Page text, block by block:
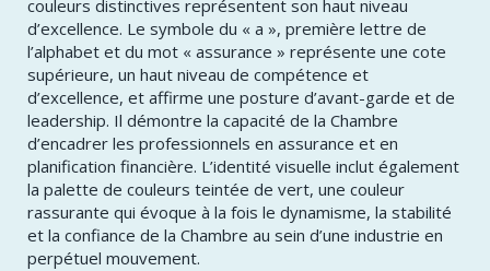
couleurs distinctives représentent son haut niveau
d’excellence. Le symbole du « a », première lettre de
l’alphabet et du mot « assurance » représente une cote
supérieure, un haut niveau de compétence et
d’excellence, et affirme une posture d’avant-garde et de
leadership. Il démontre la capacité de la Chambre
d’encadrer les professionnels en assurance et en
planification financière. L’identité visuelle inclut également
la palette de couleurs teintée de vert, une couleur
rassurante qui évoque à la fois le dynamisme, la stabilité
et la confiance de la Chambre au sein d’une industrie en
perpétuel mouvement.